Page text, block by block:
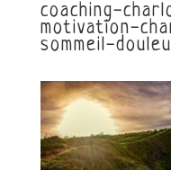
coaching-
motivation-
sommeil-